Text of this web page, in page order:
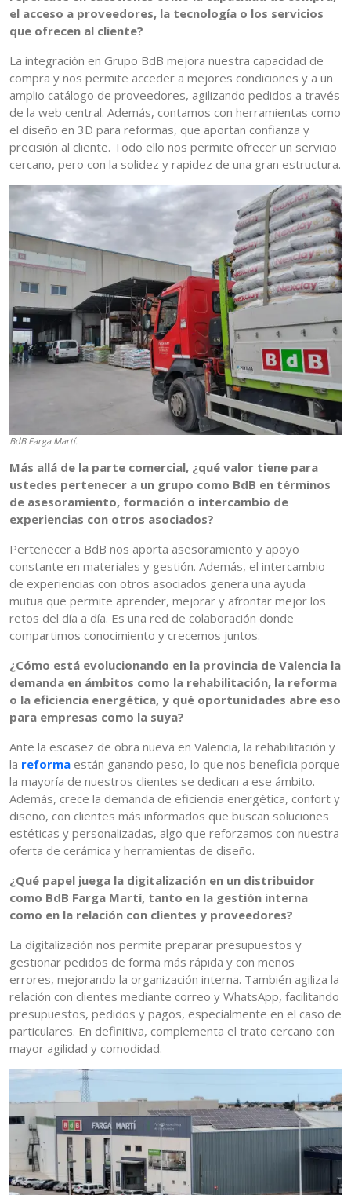
el acceso a proveedores, la tecnología o los servicios
que ofrecen al cliente?
La integración en Grupo BdB mejora nuestra capacidad de
compra y nos permite acceder a mejores condiciones y a un
amplio catálogo de proveedores, agilizando pedidos a través
de la web central. Además, contamos con herramientas como
el diseño en 3D para reformas, que aportan confianza y
precisión al cliente. Todo ello nos permite ofrecer un servicio
cercano, pero con la solidez y rapidez de una gran estructura.
BdB Farga Martí.
Más allá de la parte comercial, ¿qué valor tiene para
ustedes pertenecer a un grupo como BdB en términos
de asesoramiento, formación o intercambio de
experiencias con otros asociados?
Pertenecer a BdB nos aporta asesoramiento y apoyo
constante en materiales y gestión. Además, el intercambio
de experiencias con otros asociados genera una ayuda
mutua que permite aprender, mejorar y afrontar mejor los
retos del día a día. Es una red de colaboración donde
compartimos conocimiento y crecemos juntos.
¿Cómo está evolucionando en la provincia de Valencia la
demanda en ámbitos como la rehabilitación, la reforma
o la eficiencia energética, y qué oportunidades abre eso
para empresas como la suya?
Ante la escasez de obra nueva en Valencia, la rehabilitación y
la reforma están ganando peso, lo que nos beneficia porque
la mayoría de nuestros clientes se dedican a ese ámbito.
Además, crece la demanda de eficiencia energética, confort y
diseño, con clientes más informados que buscan soluciones
estéticas y personalizadas, algo que reforzamos con nuestra
oferta de cerámica y herramientas de diseño.
¿Qué papel juega la digitalización en un distribuidor
como BdB Farga Martí, tanto en la gestión interna
como en la relación con clientes y proveedores?
La digitalización nos permite preparar presupuestos y
gestionar pedidos de forma más rápida y con menos
errores, mejorando la organización interna. También agiliza la
relación con clientes mediante correo y WhatsApp, facilitando
presupuestos, pedidos y pagos, especialmente en el caso de
particulares. En definitiva, complementa el trato cercano con
mayor agilidad y comodidad.